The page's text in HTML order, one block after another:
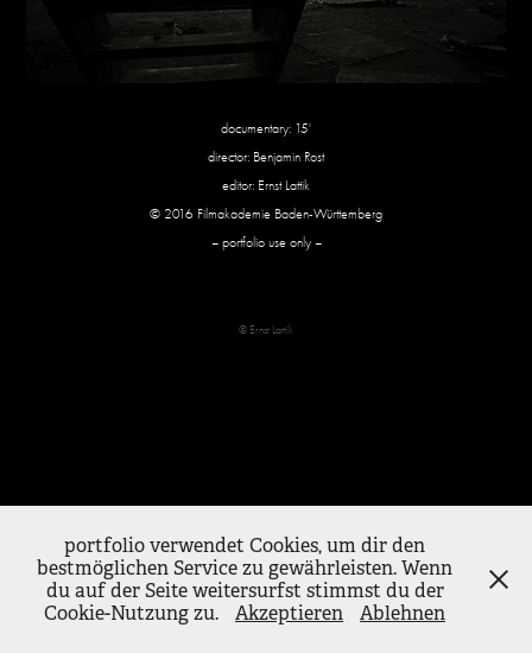
documentary: 15'
director: Benjamin Rost
editor: Ernst Lattik
© 2016 Filmakademie Baden-Württemberg
– portfolio use only –
© Ernst Lattik
portfolio verwendet Cookies, um dir den
bestmöglichen Service zu gewährleisten. Wenn
du auf der Seite weitersurfst stimmst du der
Cookie-Nutzung zu.
Akzeptieren Ablehnen